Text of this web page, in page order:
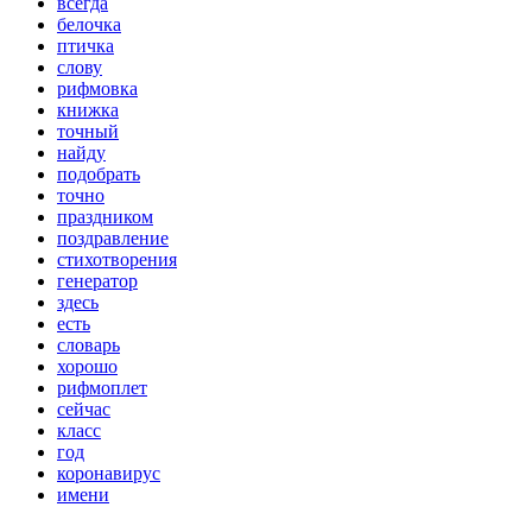
белочка
птичка
слову
рифмовка
книжка
точный
найду
подобрать
точно
праздником
поздравление
стихотворения
генератор
здесь
есть
словарь
хорошо
рифмоплет
сейчас
класс
год
коронавирус
имени